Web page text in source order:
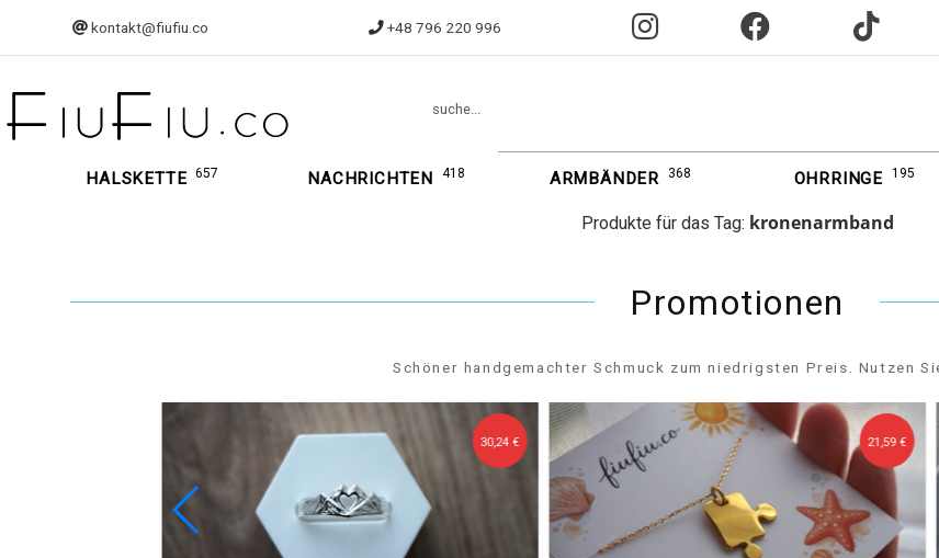
kontakt@fiufiu.co +48 796 220 996
suche...
HALSKETTE 657 NACHRICHTEN 418 ARMBÄNDER 368 OHRRINGE 195
Produkte für das Tag: kronenarmband
Promotionen
Schöner handgemachter Schmuck zum niedrigsten Preis. Nutzen
30,24 € 21,59 €